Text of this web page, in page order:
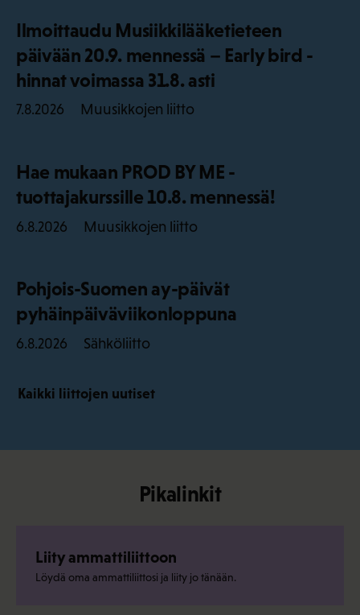
Ilmoittaudu Musiikkilääketieteen
päivään 20.9. mennessä – Early bird -
hinnat voimassa 31.8. asti
7.8.2026 Muusikkojen liitto
Hae mukaan PROD BY ME -
tuottajakurssille 10.8. mennessä!
6.8.2026 Muusikkojen liitto
Pohjois-Suomen ay-päivät
pyhäinpäiväviikonloppuna
6.8.2026 Sähköliitto
Kaikki liittojen uutiset
Pikalinkit
Liity ammattiliittoon
Löydä oma ammattiliittosi ja liity jo tänään.